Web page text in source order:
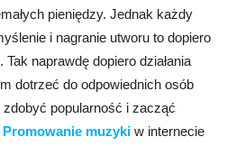
pieniędzy. Jednak każdy
i nagranie utworu to dopiero
naprawdę dopiero działania
dotrzeć do odpowiednich osób
popularność i zacząć
Promowanie muzyki w internecie